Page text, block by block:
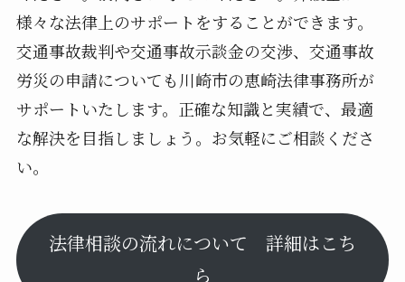
様々な法律上のサポートをすることができます。
交通事故裁判や交通事故示談金の交渉、交通事故
労災の申請についても川崎市の恵崎法律事務所が
サポートいたします。正確な知識と実績で、最適
な解決を目指しましょう。お気軽にご相談くださ
い。
法律相談の流れについて 詳細はこち
ら